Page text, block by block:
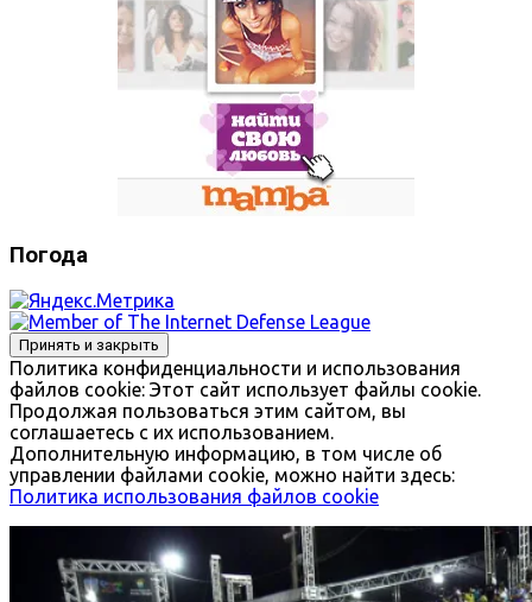
Погода
Политика конфиденциальности и использования
файлов сookie: Этот сайт использует файлы cookie.
Продолжая пользоваться этим сайтом, вы
соглашаетесь с их использованием.
Дополнительную информацию, в том числе об
управлении файлами cookie, можно найти здесь:
Политика использования файлов cookie